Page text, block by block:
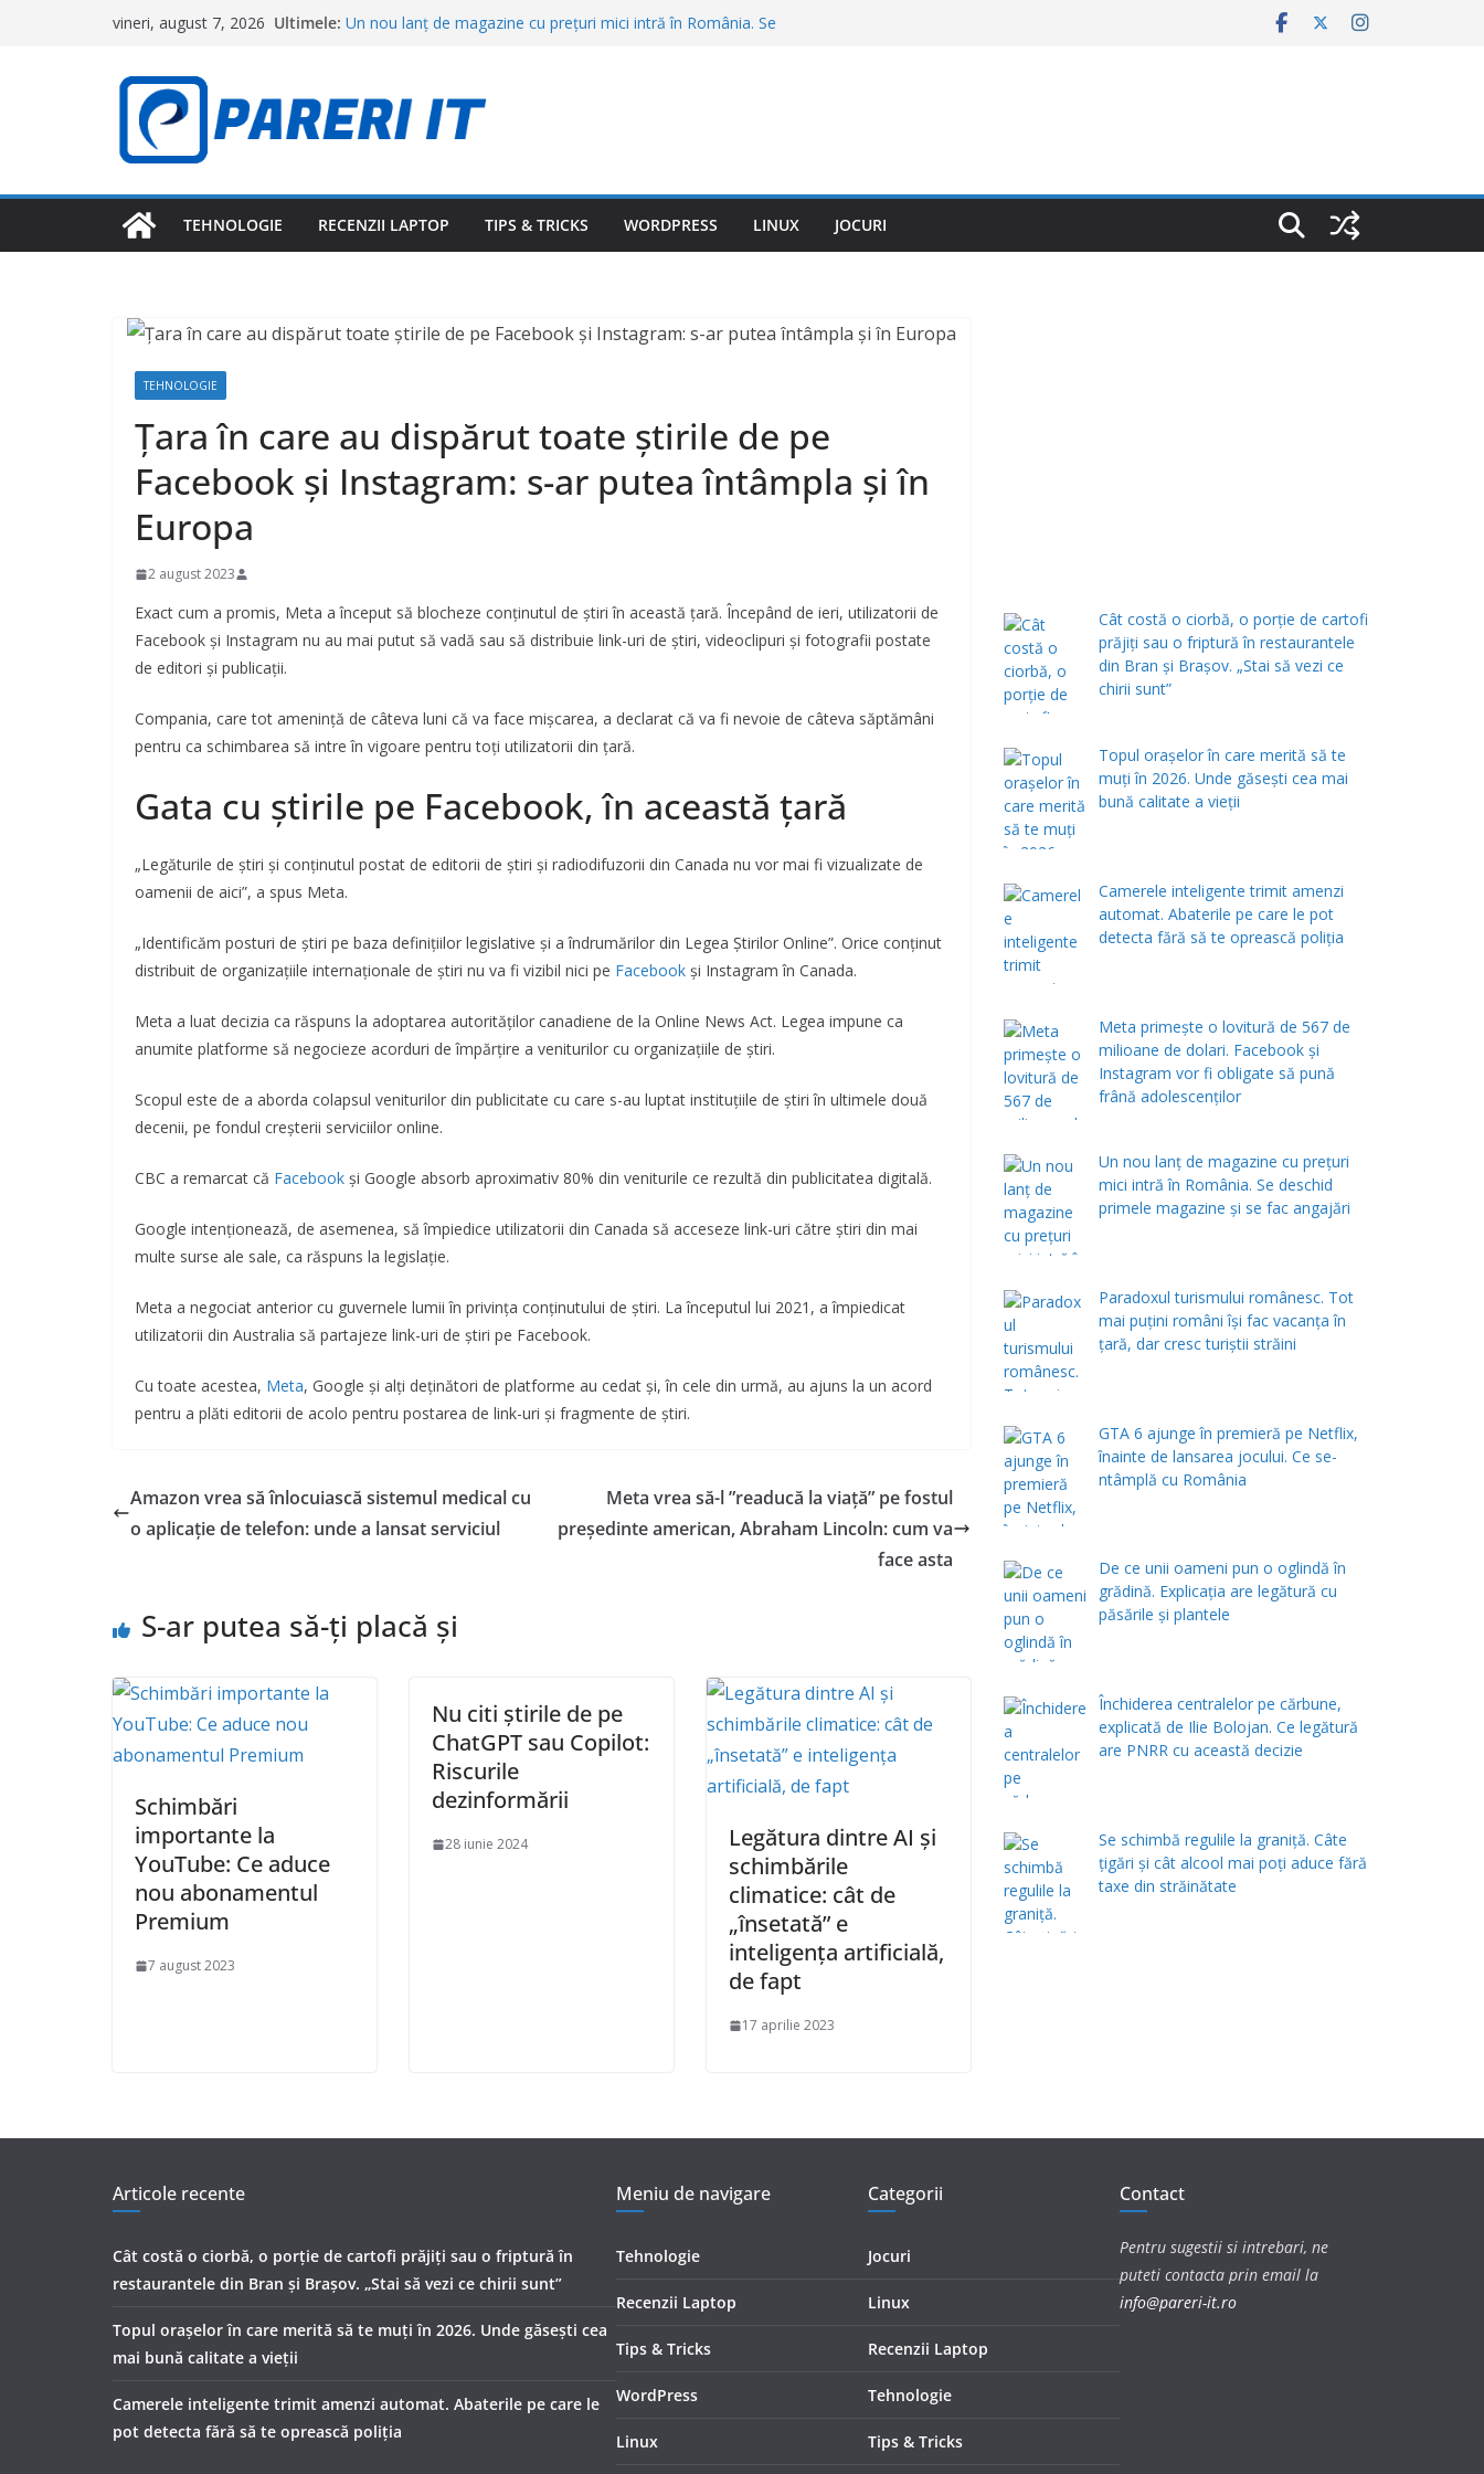
vineri, august 7, 2026 Ultimele: Un nou lanț de magazine cu prețuri mici intră în România. Se
Topul orașelor în care merită să te muți în 2026. Unde găsești
cea mai bună calitate a vieții
Meta primește o lovitură de 567 de milioane de dolari.
Facebook și Instagram vor fi obligate să pună frână
TEHNOLOGIE RECENZII LAPTOP TIPS & TRICKS WORDPRESS LINUX JOCURI
TEHNOLOGIE
Țara în care au dispărut toate știrile de pe
Facebook și Instagram: s-ar putea întâmpla și în
Europa
2 august 2023
Exact cum a promis, Meta a început să blocheze conținutul de știri în această țară. Începând de ieri, utilizatorii de
Facebook și Instagram nu au mai putut să vadă sau să distribuie link-uri de știri, videoclipuri și fotografii postate
de editori și publicații.
Compania, care tot amenință de câteva luni că va face mișcarea, a declarat că va fi nevoie de câteva săptămâni
pentru ca schimbarea să intre în vigoare pentru toți utilizatorii din țară.
Gata cu știrile pe Facebook, în această țară
„Legăturile de știri și conținutul postat de editorii de știri și radiodifuzorii din Canada nu vor mai fi vizualizate de
oamenii de aici”, a spus Meta.
„Identificăm posturi de știri pe baza definițiilor legislative și a îndrumărilor din Legea Știrilor Online”. Orice conținut
distribuit de organizațiile internaționale de știri nu va fi vizibil nici pe Facebook și Instagram în Canada.
Meta a luat decizia ca răspuns la adoptarea autorităților canadiene de la Online News Act. Legea impune ca
anumite platforme să negocieze acorduri de împărțire a veniturilor cu organizațiile de știri.
Scopul este de a aborda colapsul veniturilor din publicitate cu care s-au luptat instituțiile de știri în ultimele două
decenii, pe fondul creșterii serviciilor online.
CBC a remarcat că Facebook și Google absorb aproximativ 80% din veniturile ce rezultă din publicitatea digitală.
Google intenționează, de asemenea, să împiedice utilizatorii din Canada să acceseze link-uri către știri din mai
multe surse ale sale, ca răspuns la legislație.
Meta a negociat anterior cu guvernele lumii în privința conținutului de știri. La începutul lui 2021, a împiedicat
utilizatorii din Australia să partajeze link-uri de știri pe Facebook.
Cu toate acestea, Meta, Google și alți deținători de platforme au cedat și, în cele din urmă, au ajuns la un acord
pentru a plăti editorii de acolo pentru postarea de link-uri și fragmente de știri.
Amazon vrea să înlocuiască sistemul medical cu
o aplicație de telefon: unde a lansat serviciul
Meta vrea să-l ”readucă la viață” pe fostul
președinte american, Abraham Lincoln: cum va
face asta
S-ar putea să-ți placă și
Schimbări
importante la
YouTube: Ce aduce
nou abonamentul
Premium
7 august 2023
Nu citi știrile de pe
ChatGPT sau Copilot:
Riscurile
dezinformării
28 iunie 2024
Legătura dintre AI și
schimbările
climatice: cât de
„însetată” e
inteligența artificială,
de fapt
17 aprilie 2023
Cât costă o ciorbă, o porţie de cartofi
prăjiţi sau o friptură în restaurantele
din Bran şi Braşov. „Stai să vezi ce
chirii sunt”
Topul orașelor în care merită să te
muți în 2026. Unde găsești cea mai
bună calitate a vieții
Camerele inteligente trimit amenzi
automat. Abaterile pe care le pot
detecta fără să te oprească poliția
Meta primește o lovitură de 567 de
milioane de dolari. Facebook și
Instagram vor fi obligate să pună
frână adolescenților
Un nou lanț de magazine cu prețuri
mici intră în România. Se deschid
primele magazine și se fac angajări
Paradoxul turismului românesc. Tot
mai puțini români își fac vacanța în
țară, dar cresc turiștii străini
GTA 6 ajunge în premieră pe Netflix,
înainte de lansarea jocului. Ce se-
ntâmplă cu România
De ce unii oameni pun o oglindă în
grădină. Explicația are legătură cu
păsările și plantele
Închiderea centralelor pe cărbune,
explicată de Ilie Bolojan. Ce legătură
are PNRR cu această decizie
Se schimbă regulile la graniță. Câte
țigări și cât alcool mai poți aduce fără
taxe din străinătate
Articole recente
Cât costă o ciorbă, o porţie de cartofi prăjiţi sau o friptură în
restaurantele din Bran şi Braşov. „Stai să vezi ce chirii sunt”
Topul orașelor în care merită să te muți în 2026. Unde găsești cea
mai bună calitate a vieții
Camerele inteligente trimit amenzi automat. Abaterile pe care le
pot detecta fără să te oprească poliția
Meniu de navigare
Tehnologie
Recenzii Laptop
Tips & Tricks
WordPress
Linux
Categorii
Jocuri
Linux
Recenzii Laptop
Tehnologie
Tips & Tricks
Contact
Pentru sugestii si intrebari, ne
puteti contacta prin email la
info@pareri-it.ro